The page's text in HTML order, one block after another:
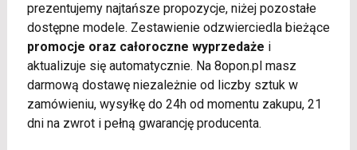
prezentujemy najtańsze propozycje, niżej pozostałe
dostępne modele. Zestawienie odzwierciedla bieżące
promocje oraz całoroczne wyprzedaże i
aktualizuje się automatycznie. Na 8opon.pl masz
darmową dostawę niezależnie od liczby sztuk w
zamówieniu, wysyłkę do 24h od momentu zakupu, 21
dni na zwrot i pełną gwarancję producenta.